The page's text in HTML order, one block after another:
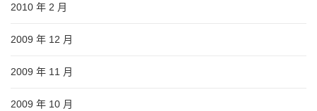
2010 年 2 月
2009 年 12 月
2009 年 11 月
2009 年 10 月